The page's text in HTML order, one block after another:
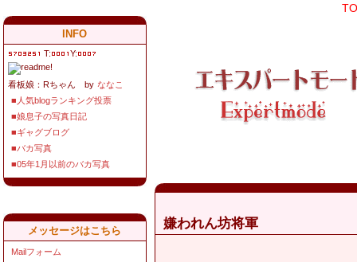
嫌われん坊将軍
INFO
T: Y:
看板娘：Rちゃん by ななこ
■人気blogランキング投票
■娘息子の写真日記
■ギャグブログ
■バカ写真
■05年1月以前のバカ写真
メッセージはこちら
Mailフォーム